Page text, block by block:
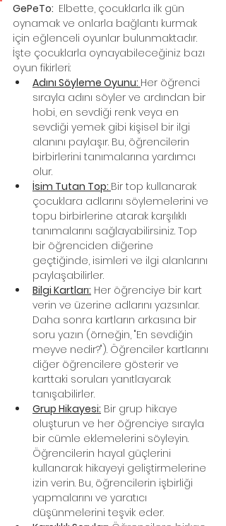
GePeTo: Elbette, çocuklarla ilk gün
oynamak ve onlarla bağlantı kurmak
için eğlenceli oyunlar bulunmaktadır.
İşte çocuklarla oynayabileceğiniz bazı
oyun fikirleri:
Adını Söyleme Oyunu: Her öğrenci
sırayla adını söyler ve ardından bir
hobi, en sevdiği renk veya en
sevdiği yemek gibi kişisel bir ilgi
alanını paylaşır. Bu, öğrencilerin
birbirlerini tanımalarına yardımcı
olur.
İsim Tutan Top: Bir top kullanarak
çocuklara adlarını söylemelerini ve
topu birbirlerine atarak karşılıklı
tanımalarını sağlayabilirsiniz. Top
bir öğrenciden diğerine
geçtiğinde, isimleri ve ilgi alanlarını
paylaşabilirler.
Bilgi Kartları: Her öğrenciye bir kart
verin ve üzerine adlarını yazsınlar.
Daha sonra kartların arkasına bir
soru yazın (örneğin, "En sevdiğin
meyve nedir?"). Öğrenciler kartlarını
diğer öğrencilere gösterir ve
karttaki soruları yanıtlayarak
tanışabilirler.
Grup Hikayesi: Bir grup hikaye
oluşturun ve her öğrenciye sırayla
bir cümle eklemelerini söyleyin.
Öğrencilerin hayal güçlerini
kullanarak hikayeyi geliştirmelerine
izin verin. Bu, öğrencilerin işbirliği
yapmalarını ve yaratıcı
düşünmelerini teşvik eder.